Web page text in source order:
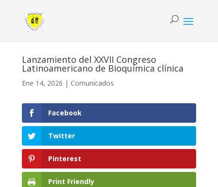
Lanzamiento del XXVII Congreso
Latinoamericano de Bioquímica clínica
Ene 14, 2026 | Comunicados
Facebook
Twitter
Pinterest
Print Friendly